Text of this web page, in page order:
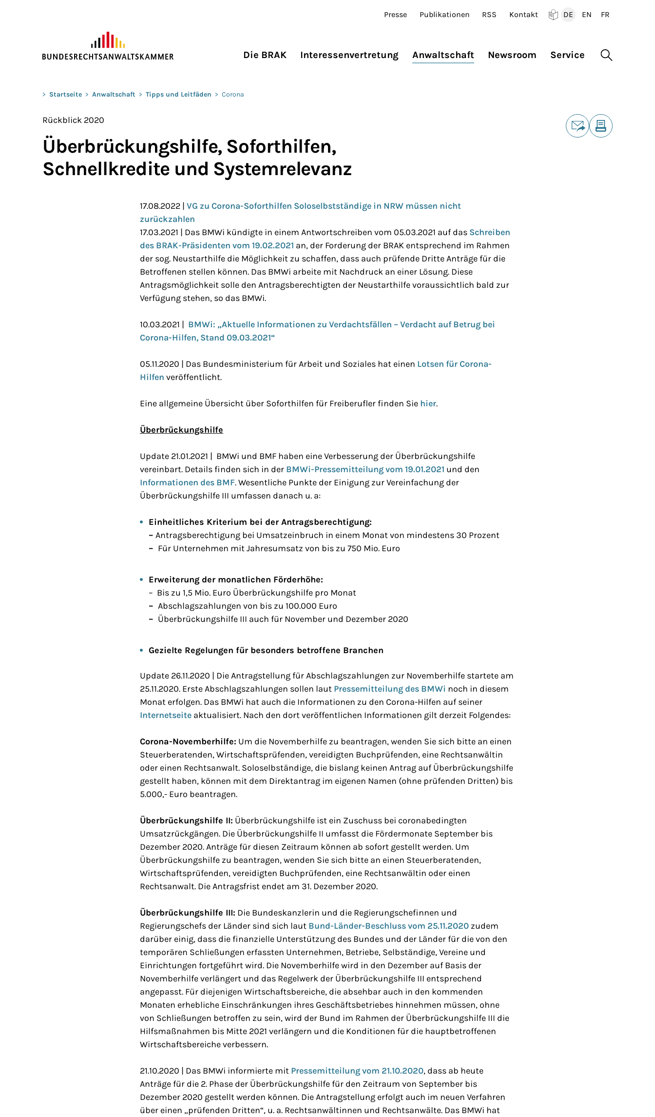
Presse Publikationen RSS Kontakt
DE
EN
FR
Die BRAK Interessenvertretung Anwaltschaft Newsroom Service Suche
Sie befinden sich hier:
> Startseite > Anwaltschaft > Tipps und Leitfäden > Corona
Rückblick 2020
Überbrückungshilfe, Soforthilfen,
Schnellkredite und Systemrelevanz
17.08.2022 | VG zu Corona-Soforthilfen Soloselbstständige in NRW müssen nicht
zurückzahlen
17.03.2021 | Das BMWi kündigte in einem Antwortschreiben vom 05.03.2021 auf das Schreiben
des BRAK-Präsidenten vom 19.02.2021 an, der Forderung der BRAK entsprechend im Rahmen
der sog. Neustarthilfe die Möglichkeit zu schaffen, dass auch prüfende Dritte Anträge für die
Betroffenen stellen können. Das BMWi arbeite mit Nachdruck an einer Lösung. Diese
Antragsmöglichkeit solle den Antragsberechtigten der Neustarthilfe voraussichtlich bald zur
Verfügung stehen, so das BMWi.
10.03.2021 | BMWi: „Aktuelle Informationen zu Verdachtsfällen – Verdacht auf Betrug bei
Corona-Hilfen, Stand 09.03.2021“
05.11.2020 | Das Bundesministerium für Arbeit und Soziales hat einen Lotsen für Corona-
Hilfen veröffentlicht.
Eine allgemeine Übersicht über Soforthilfen für Freiberufler finden Sie hier.
Überbrückungshilfe
Update 21.01.2021 | BMWi und BMF haben eine Verbesserung der Überbrückungshilfe
vereinbart. Details finden sich in der BMWi-Pressemitteilung vom 19.01.2021 und den
Informationen des BMF. Wesentliche Punkte der Einigung zur Vereinfachung der
Überbrückungshilfe III umfassen danach u. a:
Einheitliches Kriterium bei der Antragsberechtigung:
– Antragsberechtigung bei Umsatzeinbruch in einem Monat von mindestens 30 Prozent
– Für Unternehmen mit Jahresumsatz von bis zu 750 Mio. Euro
Erweiterung der monatlichen Förderhöhe:
– Bis zu 1,5 Mio. Euro Überbrückungshilfe pro Monat
– Abschlagszahlungen von bis zu 100.000 Euro
– Überbrückungshilfe III auch für November und Dezember 2020
Gezielte Regelungen für besonders betroffene Branchen
Update 26.11.2020 | Die Antragstellung für Abschlagszahlungen zur Novemberhilfe startete am
25.11.2020. Erste Abschlagszahlungen sollen laut Pressemitteilung des BMWi noch in diesem
Monat erfolgen. Das BMWi hat auch die Informationen zu den Corona-Hilfen auf seiner
Internetseite aktualisiert. Nach den dort veröffentlichen Informationen gilt derzeit Folgendes:
Corona-Novemberhilfe: Um die Novemberhilfe zu beantragen, wenden Sie sich bitte an einen
Steuerberatenden, Wirtschaftsprüfenden, vereidigten Buchprüfenden, eine Rechtsanwältin
oder einen Rechtsanwalt. Soloselbständige, die bislang keinen Antrag auf Überbrückungshilfe
gestellt haben, können mit dem Direktantrag im eigenen Namen (ohne prüfenden Dritten) bis
5.000,- Euro beantragen.
Überbrückungshilfe II: Überbrückungshilfe ist ein Zuschuss bei coronabedingten
Umsatzrückgängen. Die Überbrückungshilfe II umfasst die Fördermonate September bis
Dezember 2020. Anträge für diesen Zeitraum können ab sofort gestellt werden. Um
Überbrückungshilfe zu beantragen, wenden Sie sich bitte an einen Steuerberatenden,
Wirtschaftsprüfenden, vereidigten Buchprüfenden, eine Rechtsanwältin oder einen
Rechtsanwalt. Die Antragsfrist endet am 31. Dezember 2020.
Überbrückungshilfe III: Die Bundeskanzlerin und die Regierungschefinnen und
Regierungschefs der Länder sind sich laut Bund-Länder-Beschluss vom 25.11.2020 zudem
darüber einig, dass die finanzielle Unterstützung des Bundes und der Länder für die von den
temporären Schließungen erfassten Unternehmen, Betriebe, Selbständige, Vereine und
Einrichtungen fortgeführt wird. Die Novemberhilfe wird in den Dezember auf Basis der
Novemberhilfe verlängert und das Regelwerk der Überbrückungshilfe III entsprechend
angepasst. Für diejenigen Wirtschaftsbereiche, die absehbar auch in den kommenden
Monaten erhebliche Einschränkungen ihres Geschäftsbetriebes hinnehmen müssen, ohne
von Schließungen betroffen zu sein, wird der Bund im Rahmen der Überbrückungshilfe III die
Hilfsmaßnahmen bis Mitte 2021 verlängern und die Konditionen für die hauptbetroffenen
Wirtschaftsbereiche verbessern.
21.10.2020 | Das BMWi informierte mit Pressemitteilung vom 21.10.2020, dass ab heute
Anträge für die 2. Phase der Überbrückungshilfe für den Zeitraum von September bis
Dezember 2020 gestellt werden können. Die Antragstellung erfolgt auch im neuen Verfahren
über einen „prüfenden Dritten“, u. a. Rechtsanwältinnen und Rechtsanwälte. Das BMWi hat